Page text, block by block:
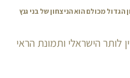
הגדול מכולם הוא הניצחון של בני גנץ
לותר הישראלי ותמונת הראי